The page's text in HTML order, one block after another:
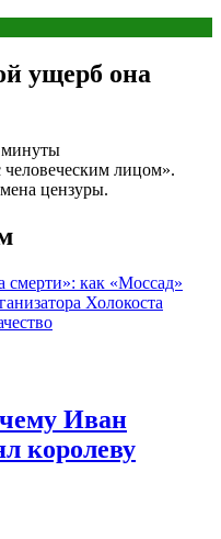
ущерб она
минуты
лицом».
цензуры.
смерти»: как «Моссад»
Холокоста
Иван
королеву